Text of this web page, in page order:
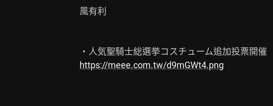
風有利
https://meee.com.tw/d9mGWt4.png